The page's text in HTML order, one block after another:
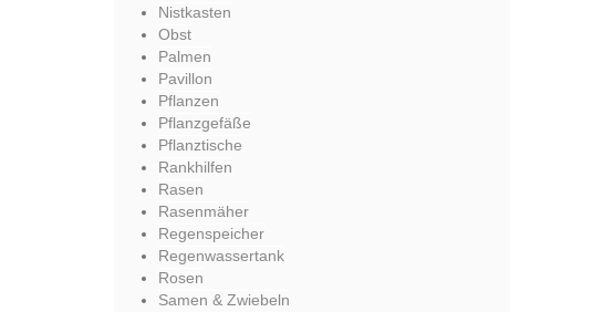
Nistkasten
Obst
Palmen
Pavillon
Pflanzen
Pflanzgefäße
Pflanztische
Rankhilfen
Rasen
Rasenmäher
Regenspeicher
Regenwassertank
Rosen
Samen & Zwiebeln